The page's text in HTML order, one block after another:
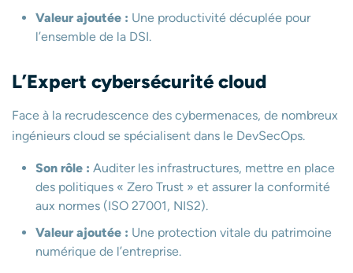
Valeur ajoutée : Une productivité décuplée pour
l’ensemble de la DSI.
L’Expert cybersécurité cloud
Face à la recrudescence des cybermenaces, de nombreux
ingénieurs cloud se spécialisent dans le DevSecOps.
Son rôle : Auditer les infrastructures, mettre en place
des politiques « Zero Trust » et assurer la conformité
aux normes (ISO 27001, NIS2).
Valeur ajoutée : Une protection vitale du patrimoine
numérique de l’entreprise.